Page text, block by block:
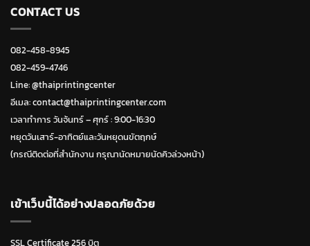
CONTACT US
082-458-8945
082-459-4746
Line:@thaiprintingcenter
อีเมล: contact@thaiprintingcenter.com
เวลาทำการ วันจ้นทร์ – ศุกร์ : 9:00-16:30
หยุดวันเสาร์-อาทิตย์และวันหยุดนขัตฤกษ์
(กรณีติดต่อที่สำนักงาน กรุณานัดหมายนัดคิวล่วงหน้า)
เข้าเว็บนี้ได้อย่างปลอดภัยด้วย
SSL Certificate 256 บิต